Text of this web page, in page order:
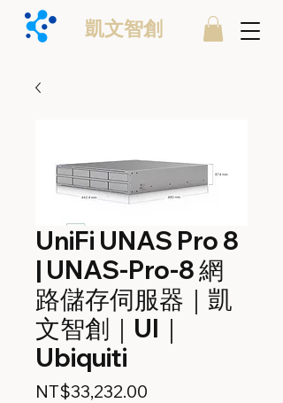
凱文智創
UniFi UNAS Pro 8
| UNAS-Pro-8 網
路儲存伺服器｜凱
文智創｜UI｜
Ubiquiti
NT$33,232.00